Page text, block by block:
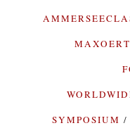
SYMPOSIUM